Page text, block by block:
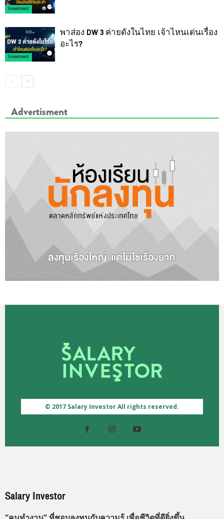
Investment
Investment
พาส่อง DW 3 ค่ายดังในไทย เจ้าไหนเด่นเรื่อง
อะไร?
Advertisment
© 2017 Salary Investor All rights reserved.
Salary Investor